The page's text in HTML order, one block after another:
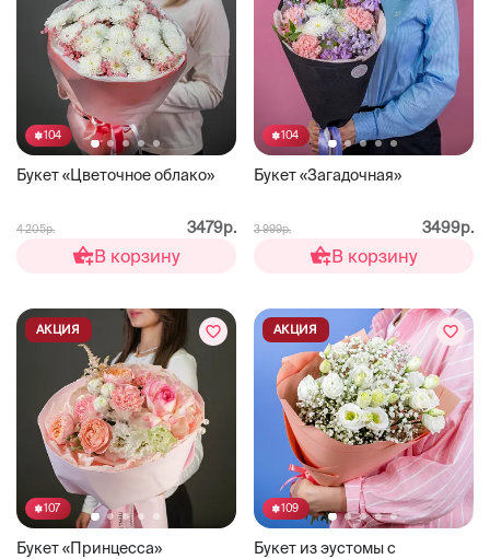
104
Букет «Цветочное облако»
4 205р. 3479р.
В корзину
104
Букет «Загадочная»
3 999р. 3499р.
В корзину
107
Букет «Принцесса»
АКЦИЯ
109
Букет из эустомы с
АКЦИЯ